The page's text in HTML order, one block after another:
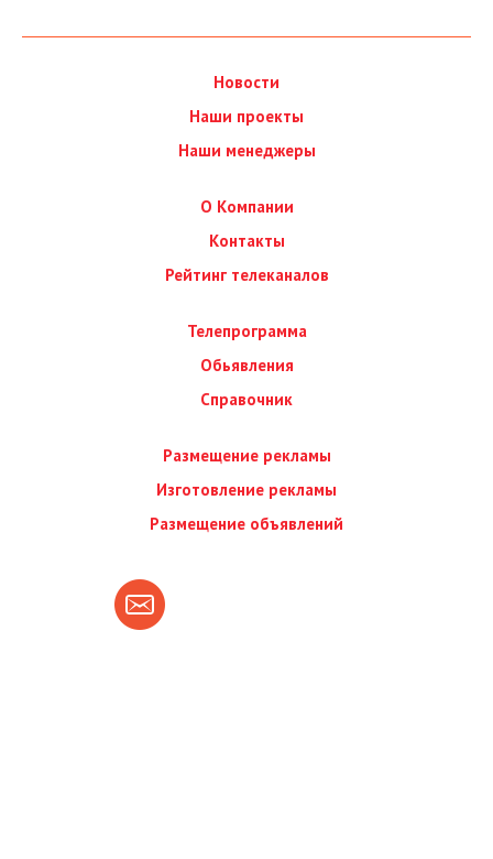
Новости
Наши проекты
Наши менеджеры
О Компании
Контакты
Рейтинг телеканалов
Телепрограмма
Обьявления
Справочник
Размещение рекламы
Изготовление рекламы
Размещение объявлений